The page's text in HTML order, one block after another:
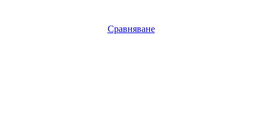
Сравняване